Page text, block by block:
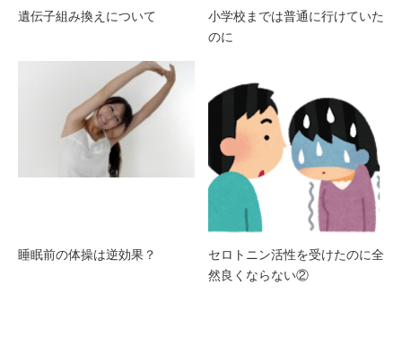
遺伝子組み換えについて
小学校までは普通に行けていた
のに
睡眠前の体操は逆効果？
セロトニン活性を受けたのに全
然良くならない②